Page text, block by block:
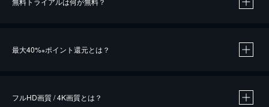
最大40%※ポイント還元とは？
フルHD画質 / 4K画質とは？